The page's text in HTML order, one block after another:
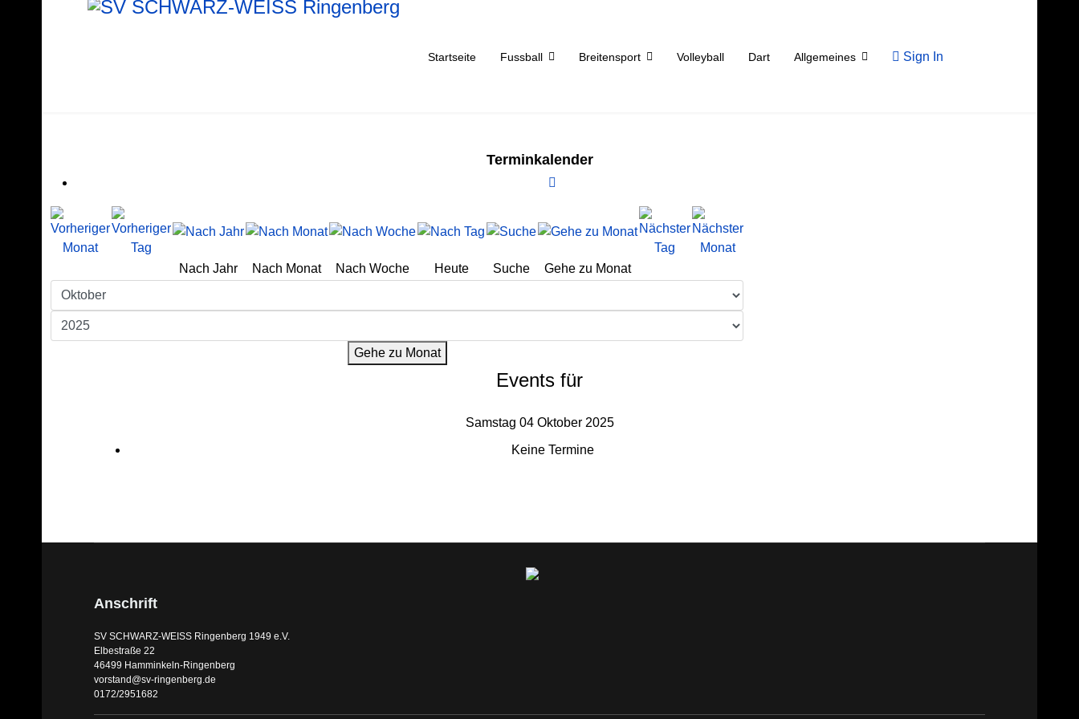
Startseite Fussball Breitensport Volleyball Dart Allgemeines Sign In
Terminkalender
Nach Jahr Nach Monat Nach Woche Heute Suche Gehe zu Monat
Gehe zu Monat
Events für
Samstag 04 Oktober 2025
Keine Termine
Anschrift
SV SCHWARZ-WEISS Ringenberg 1949 e.V.
Elbestraße 22
46499 Hamminkeln-Ringenberg
vorstand@sv-ringenberg.de
0172/2951682